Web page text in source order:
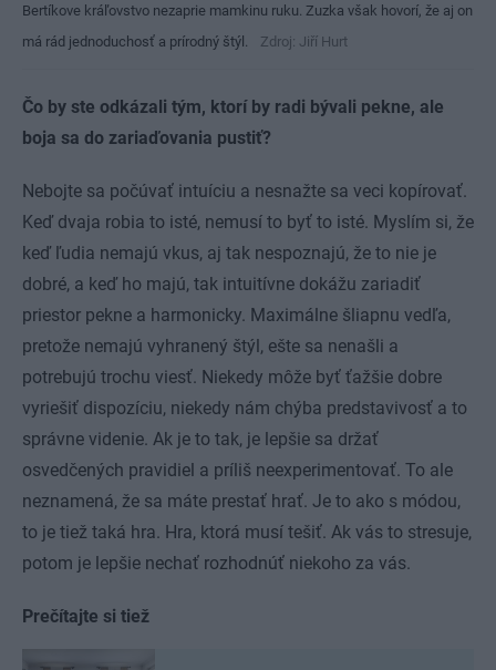
Bertíkove kráľovstvo nezaprie mamkinu ruku. Zuzka však hovorí, že aj on
má rád jednoduchosť a prírodný štýl.
Zdroj: Jiří Hurt
Čo by ste odkázali tým, ktorí by radi bývali pekne, ale
boja sa do zariaďovania pustiť?
Nebojte sa počúvať intuíciu a nesnažte sa veci kopírovať.
Keď dvaja robia to isté, nemusí to byť to isté. Myslím si, že
keď ľudia nemajú vkus, aj tak nespoznajú, že to nie je
dobré, a keď ho majú, tak intuitívne dokážu zariadiť
priestor pekne a harmonicky. Maximálne šliapnu vedľa,
pretože nemajú vyhranený štýl, ešte sa nenašli a
potrebujú trochu viesť. Niekedy môže byť ťažšie dobre
vyriešiť dispozíciu, niekedy nám chýba predstavivosť a to
správne videnie. Ak je to tak, je lepšie sa držať
osvedčených pravidiel a príliš neexperimentovať. To ale
neznamená, že sa máte prestať hrať. Je to ako s módou,
to je tiež taká hra. Hra, ktorá musí tešiť. Ak vás to stresuje,
potom je lepšie nechať rozhodnúť niekoho za vás.
Prečítajte si tiež